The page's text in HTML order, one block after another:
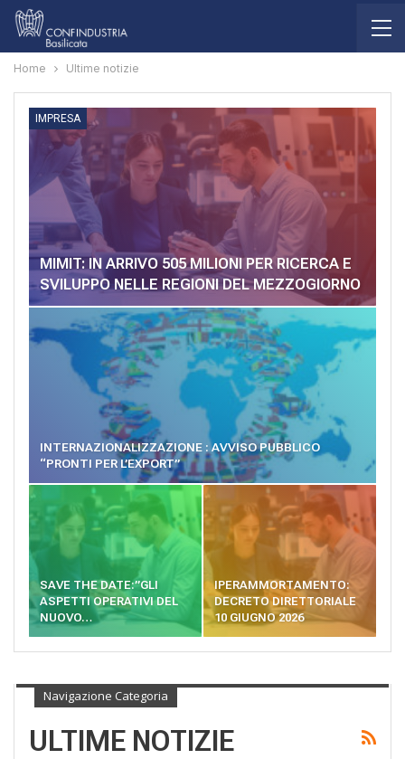
Home Ultime notizie
IMPRESA
MIMIT: IN ARRIVO 505 MILIONI PER RICERCA E
SVILUPPO NELLE REGIONI DEL MEZZOGIORNO
INTERNAZIONALIZZAZIONE : AVVISO PUBBLICO
“PRONTI PER L’EXPORT”
SAVE THE DATE:”GLI
ASPETTI OPERATIVI DEL
NUOVO…
IPERAMMORTAMENTO:
DECRETO DIRETTORIALE
10 GIUGNO 2026
Navigazione Categoria
ULTIME NOTIZIE